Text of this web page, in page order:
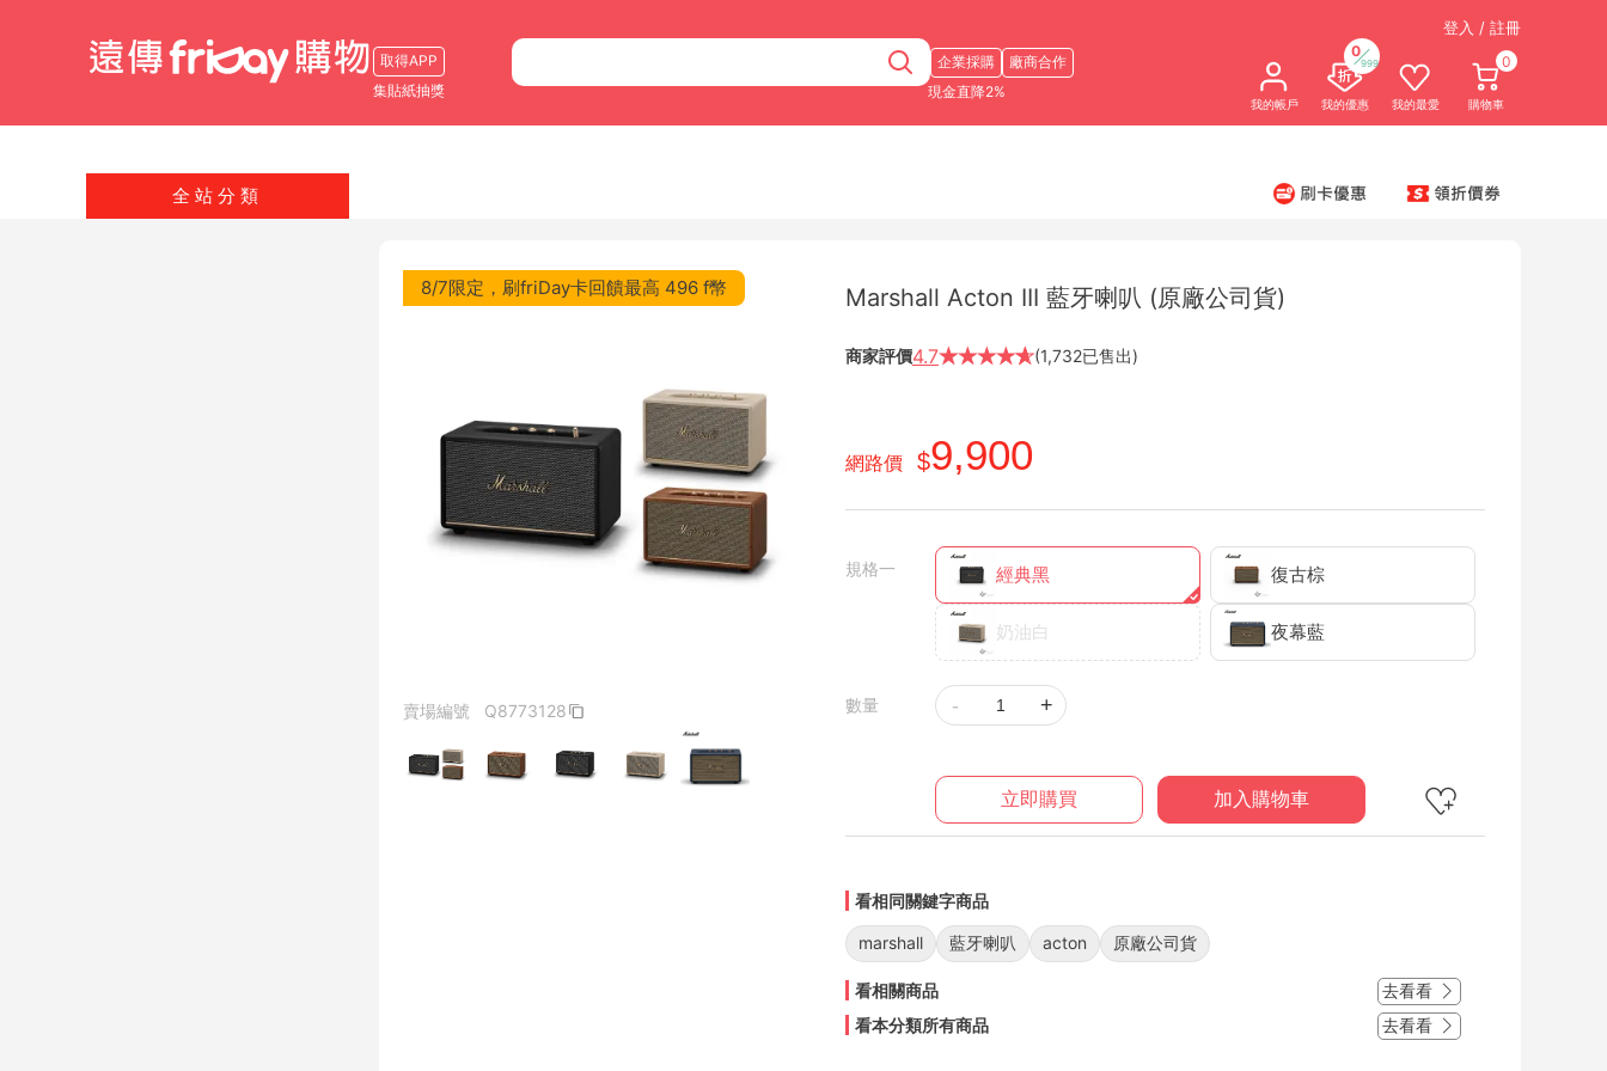
取得APP
集貼紙抽獎
企業採購
現金直降2%
廠商合作
登入 / 註冊
我的帳戶
0
999
我的優惠 我的最愛
0
購物車
全站分類
8/7限定，刷friDay卡回饋最高 496 f幣
賣場編號 Q8773128
Marshall Acton III 藍牙喇叭 (原廠公司貨)
商家評價4.7★★★★★
★(1,732已售出)
網路價 9,900
規格一 經典黑 復古棕
奶油白 夜幕藍
數量 - +
立即購買 加入購物車
看相同關鍵字商品
marshall 藍牙喇叭 acton 原廠公司貨
看相關商品
去看看
看本分類所有商品
去看看